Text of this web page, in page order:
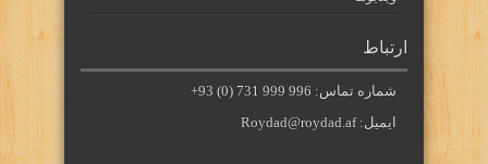
ارتباط
شماره تماس: 996 999 731 (0) 93+
ایمیل: Roydad@roydad.af